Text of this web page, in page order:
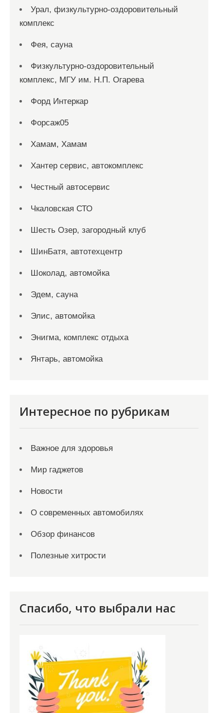
Урал, физкультурно-оздоровительный
комплекс
Фея, сауна
Физкультурно-оздоровительный
комплекс, МГУ им. Н.П. Огарева
Форд Интеркар
Форсаж05
Хамам, Хамам
Хантер сервис, автокомплекс
Честный автосервис
Чкаловская СТО
Шесть Озер, загородный клуб
ШинБатя, автотехцентр
Шоколад, автомойка
Эдем, сауна
Элис, автомойка
Энигма, комплекс отдыха
Янтарь, автомойка
Интересное по рубрикам
Важное для здоровья
Мир гаджетов
Новости
О современных автомобилях
Обзор финансов
Полезные хитрости
Спасибо, что выбрали нас